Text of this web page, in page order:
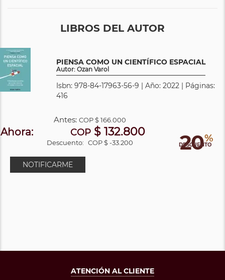
LIBROS DEL AUTOR
PIENSA COMO UN CIENTÍFICO ESPACIAL
Autor: Ozan Varol
Isbn: 978-84-17963-56-9 | Año: 2022 | Páginas:
416
20%
DESCUENTO
Antes:COP$ 166.000
Ahora: COP$ 132.800
Descuento: COP $ -33.200
NOTIFICARME
ATENCIÓN AL CLIENTE